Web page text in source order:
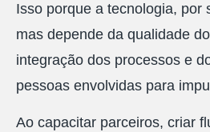
Isso porque a tecnologia, por
mas depende da qualidade
integração dos processos e
pessoas envolvidas para
Ao capacitar parceiros, criar